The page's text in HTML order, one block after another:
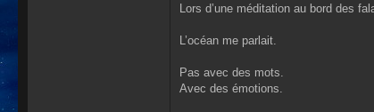
Lors d’une méditation au bord des
L’océan me parlait.
Pas avec des mots.
Avec des émotions.